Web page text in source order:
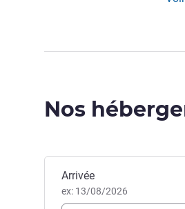
Nos
Réserver cet
Arrivée
ex: 13/08/2026